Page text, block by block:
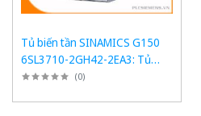
Tủ biến tần SINAMICS G150
6SL3710-2GH42-2EA3: Tủ
chuyển đổi 2150kW
(0)